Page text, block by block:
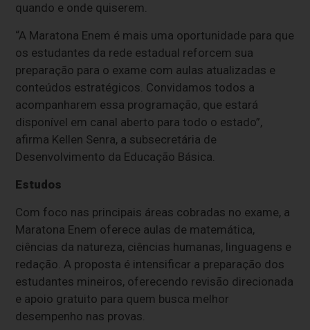
quando e onde quiserem.
“A Maratona Enem é mais uma oportunidade para que
os estudantes da rede estadual reforcem sua
preparação para o exame com aulas atualizadas e
conteúdos estratégicos. Convidamos todos a
acompanharem essa programação, que estará
disponível em canal aberto para todo o estado”,
afirma Kellen Senra, a subsecretária de
Desenvolvimento da Educação Básica.
Estudos
Com foco nas principais áreas cobradas no exame, a
Maratona Enem oferece aulas de matemática,
ciências da natureza, ciências humanas, linguagens e
redação. A proposta é intensificar a preparação dos
estudantes mineiros, oferecendo revisão direcionada
e apoio gratuito para quem busca melhor
desempenho nas provas.